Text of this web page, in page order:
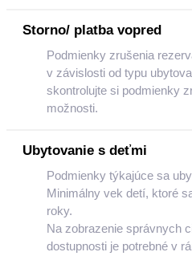
Storno/ platba vopred
Podmienky zrušenia
v závislosti od typu
skontrolujte si podmienky
možnosti.
Ubytovanie s deťmi
Podmienky týkajúce sa
Minimálny vek detí, ktoré
roky.
Na zobrazenie správnych
dostupnosti je potrebné v